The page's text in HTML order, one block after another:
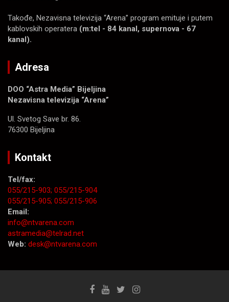
Takođe, Nezavisna televizija “Arena” program emituje i putem
kablovskih operatera (m:tel - 84 kanal, supernova - 67
kanal).
Adresa
DOO “Astra Media” Bijeljina
Nezavisna televizija “Arena”
Ul. Svetog Save br. 86.
76300 Bijeljina
Kontakt
Tel/fax:
055/215-903; 055/215-904
055/215-905; 055/215-906
Email:
info@ntvarena.com
astramedia@telrad.net
Web: desk@ntvarena.com